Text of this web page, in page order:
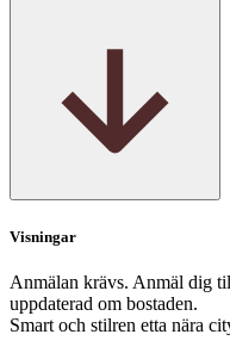
Visningar
Anmälan krävs. Anmäl dig
uppdaterad om bostaden.
Smart och stilren etta nära